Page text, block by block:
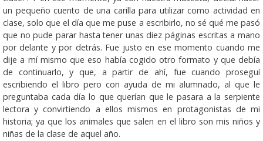
un pequeño cuento de una carilla para utilizar como actividad en
clase, solo que el día que me puse a escribirlo, no sé qué me pasó
que no pude parar hasta tener unas diez páginas escritas a mano
por delante y por detrás. Fue justo en ese momento cuando me
dije a mí mismo que eso había cogido otro formato y que debía
de continuarlo, y que, a partir de ahí, fue cuando proseguí
escribiendo el libro pero con ayuda de mi alumnado, al que le
preguntaba cada día lo que querían que le pasara a la serpiente
lectora y convirtiendo a ellos mismos en protagonistas de mi
historia; ya que los animales que salen en el libro son mis niños y
niñas de la clase de aquel año.